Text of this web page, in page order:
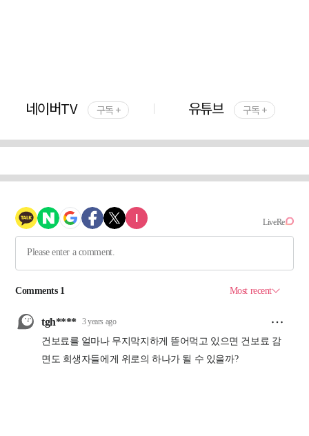
네이버TV 구독 + 유튜브 구독 +